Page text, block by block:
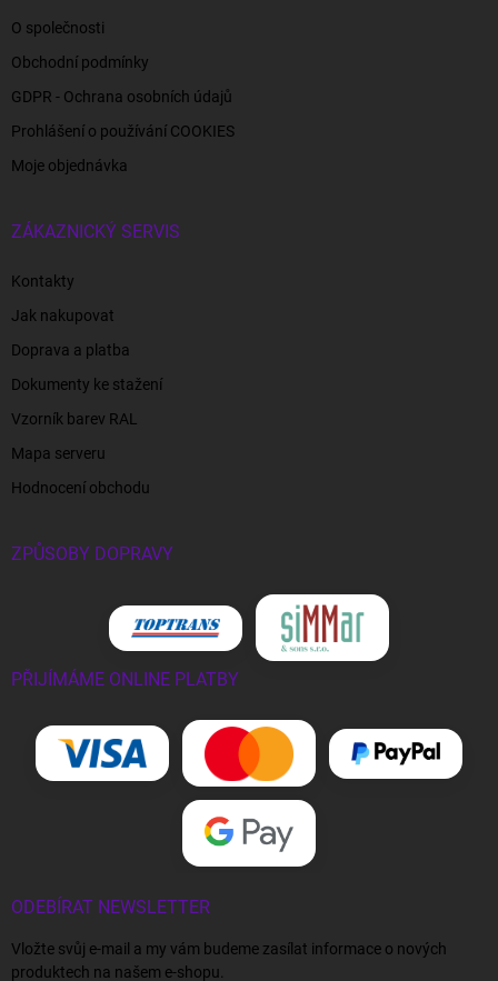
O společnosti
Obchodní podmínky
GDPR - Ochrana osobních údajů
Prohlášení o používání COOKIES
Moje objednávka
ZÁKAZNICKÝ SERVIS
Kontakty
Jak nakupovat
Doprava a platba
Dokumenty ke stažení
Vzorník barev RAL
Mapa serveru
Hodnocení obchodu
ZPŮSOBY DOPRAVY
PŘIJÍMÁME ONLINE PLATBY
ODEBÍRAT NEWSLETTER
Vložte svůj e-mail a my vám budeme zasílat informace o nových
produktech na našem e-shopu.